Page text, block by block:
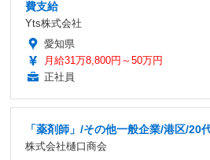
費支給
Yts株式会社
愛知県
月給31万8,800円～50万円
正社員
「薬剤師」/その他一般企業/港区/20
株式会社樋口商会